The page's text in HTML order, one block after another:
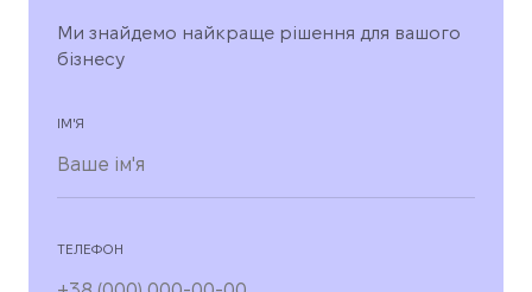
Ми знайдемо найкраще рішення для вашого
бізнесу
ІМ'Я
ТЕЛЕФОН